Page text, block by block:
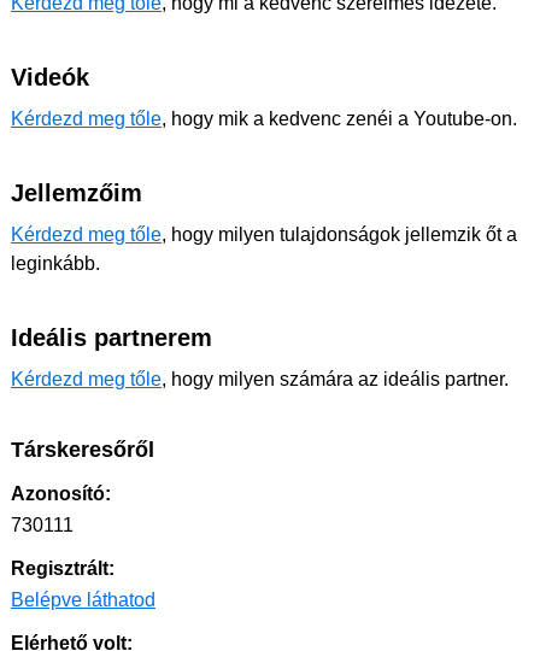
Videók
Kérdezd meg tőle, hogy mik a kedvenc zenéi a Youtube-on.
Jellemzőim
Kérdezd meg tőle, hogy milyen tulajdonságok jellemzik őt a
leginkább.
Ideális partnerem
Kérdezd meg tőle, hogy milyen számára az ideális partner.
Társkeresőről
Azonosító:
730111
Regisztrált:
Belépve láthatod
Elérhető volt: